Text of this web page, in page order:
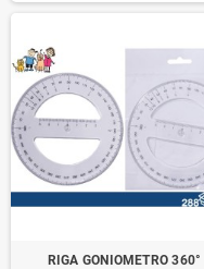
RIGA GONIOMETRO 360°